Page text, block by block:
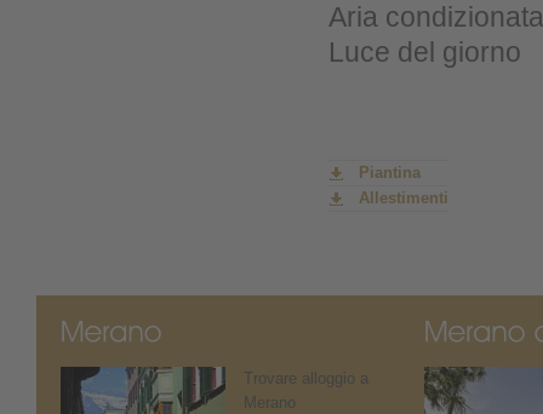
Aria
Luce del giorno
Piantina
Allestimenti
Trovare alloggio a
Merano